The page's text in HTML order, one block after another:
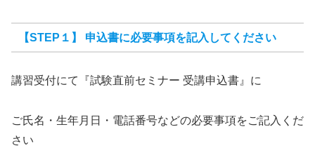
【STEP１】 申込書に必要事項を記入してください
講習受付にて『試験直前セミナー 受講申込書』に
ご氏名・生年月日・電話番号などの必要事項をご記入くだ
さい